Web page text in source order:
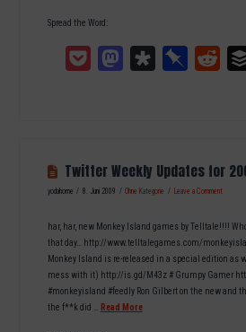
Spread the Word:
Pocket MastodonDiasporaPinboard
Twitter Weekly Updates for
yodahome 8. Juni 2009 Ohne Kategorie Leave a Comment
har, har, new Monkey Island games by Telltale!!!!
that day… http://www.telltalegames.com/
Monkey Island is re-released in a special edition as
mess with it) http://is.gd/M43z # Grumpy Gamer
#monkeyisland #feedly Ron Gilbert on the new and
the f**k did … Read More